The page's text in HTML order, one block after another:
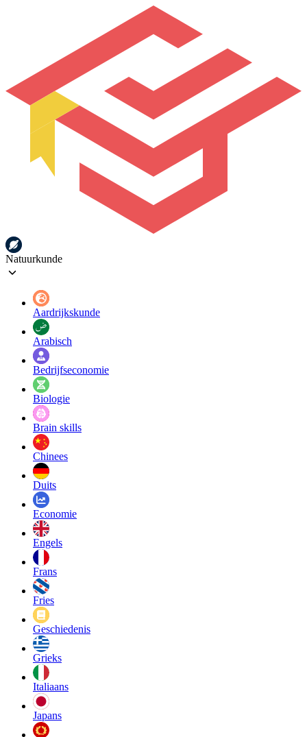
Natuurkunde
Aardrijkskunde
Arabisch
Bedrijfseconomie
Biologie
Brain skills
Chinees
Duits
Economie
Engels
Frans
Fries
Geschiedenis
Grieks
Italiaans
Japans